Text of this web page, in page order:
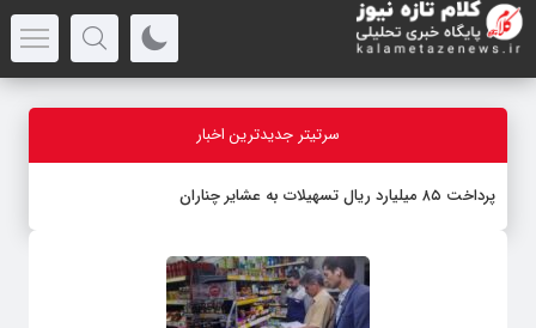
سرتیتر جدیدترین اخبار
پرداخت ۸۵ میلیارد ریال تسهیلات به عشایر چناران